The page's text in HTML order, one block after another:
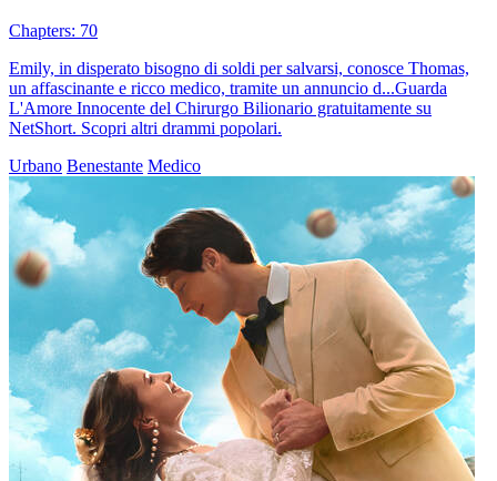
Chapters: 70
Emily, in disperato bisogno di soldi per salvarsi, conosce Thomas,
un affascinante e ricco medico, tramite un annuncio d...Guarda
L'Amore Innocente del Chirurgo Bilionario gratuitamente su
NetShort. Scopri altri drammi popolari.
Urbano Benestante Medico